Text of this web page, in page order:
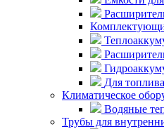
Для топлива
Климатическое
Водяные
Трубы для